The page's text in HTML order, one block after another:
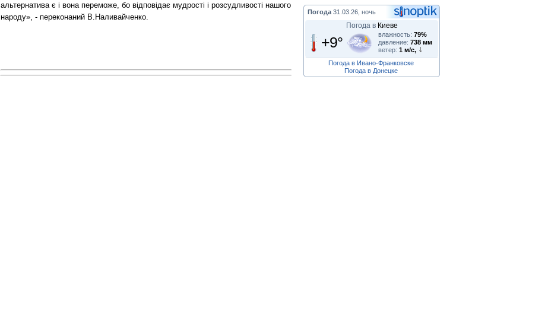
альтернатива є і вона переможе, бо відповідає мудрості і розсудливості нашого
народу», - переконаний В.Наливайченко.
Погода 31.03.26, ночь
Погода в Киеве
+9° влажность: 79%
давление: 738 мм
ветер: 1 м/с,
Погода в Ивано-Франковске
Погода в Донецке